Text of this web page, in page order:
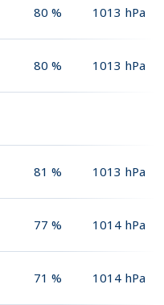
80 % 1013 hPa
80 % 1013 hPa
81 % 1013 hPa
77 % 1014 hPa
71 % 1014 hPa